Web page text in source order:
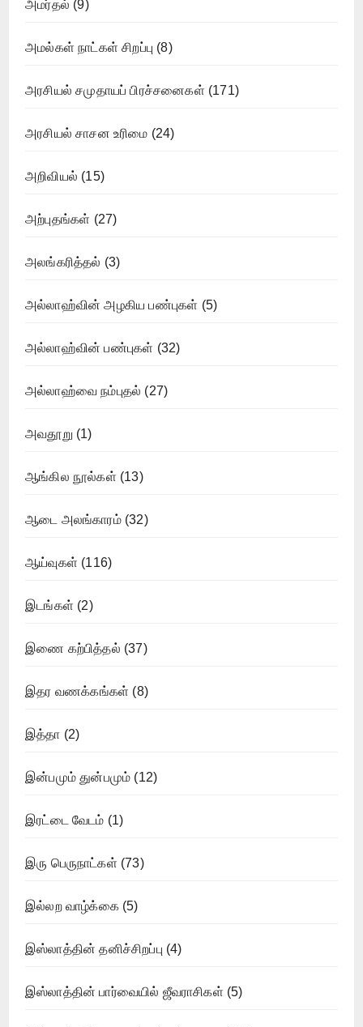
அமர்தல் (9)
அமல்கள் நாட்கள் சிறப்பு (8)
அரசியல் சமுதாயப் பிரச்சனைகள் (171)
அரசியல் சாசன உரிமை (24)
அறிவியல் (15)
அற்புதங்கள் (27)
அலங்கரித்தல் (3)
அல்லாஹ்வின் அழகிய பண்புகள் (5)
அல்லாஹ்வின் பண்புகள் (32)
அல்லாஹ்வை நம்புதல் (27)
அவதூறு (1)
ஆங்கில நூல்கள் (13)
ஆடை அலங்காரம்(32)
ஆய்வுகள் (116)
இடங்கள் (2)
இணை கற்பித்தல் (37)
இதர வணக்கங்கள் (8)
இத்தா (2)
இன்பமும் துன்பமும் (12)
இரட்டை வேடம் (1)
இரு பெருநாட்கள் (73)
இல்லற வாழ்க்கை(5)
இஸ்லாத்தின் தனிச்சிறப்பு (4)
இஸ்லாத்தின் பார்வையில் ஜீவராசிகள் (5)